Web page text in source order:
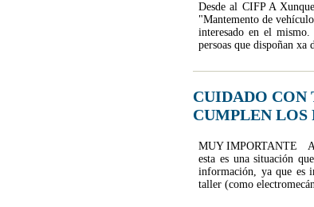
Desde al CIFP A
"Mantemento de
interesado en el mismo.
persoas que dispoñan
CUIDADO CON
CUMPLEN LOS
MUY IMPORTANTE
esta es una situación
información, ya que es
taller (como